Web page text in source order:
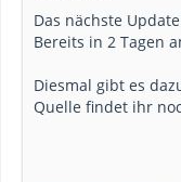
Das nächste
Bereits in 2 Tagen
Diesmal gibt es
Quelle findet ihr